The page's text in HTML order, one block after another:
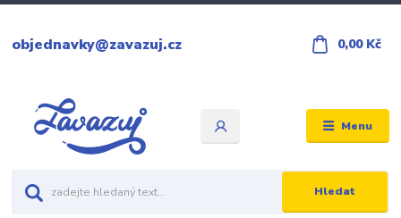
Menu
Hledat
objednavky@zavazuj.cz 0,00 Kč